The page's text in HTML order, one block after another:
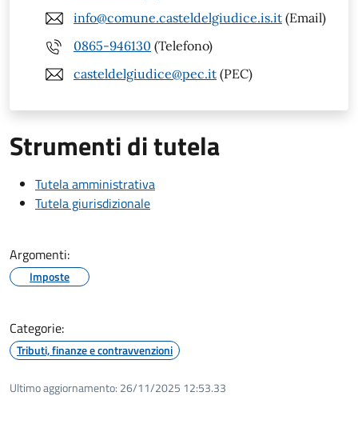
info@comune.casteldelgiudice.is.it (Email)
0865-946130 (Telefono)
casteldelgiudice@pec.it (PEC)
Strumenti di tutela
Tutela amministrativa
Tutela giurisdizionale
Argomenti:
Imposte
Categorie:
Tributi, finanze e contravvenzioni
Ultimo aggiornamento: 26/11/2025 12:53.33